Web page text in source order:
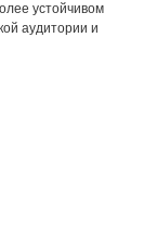
устойчивом
аудитории и